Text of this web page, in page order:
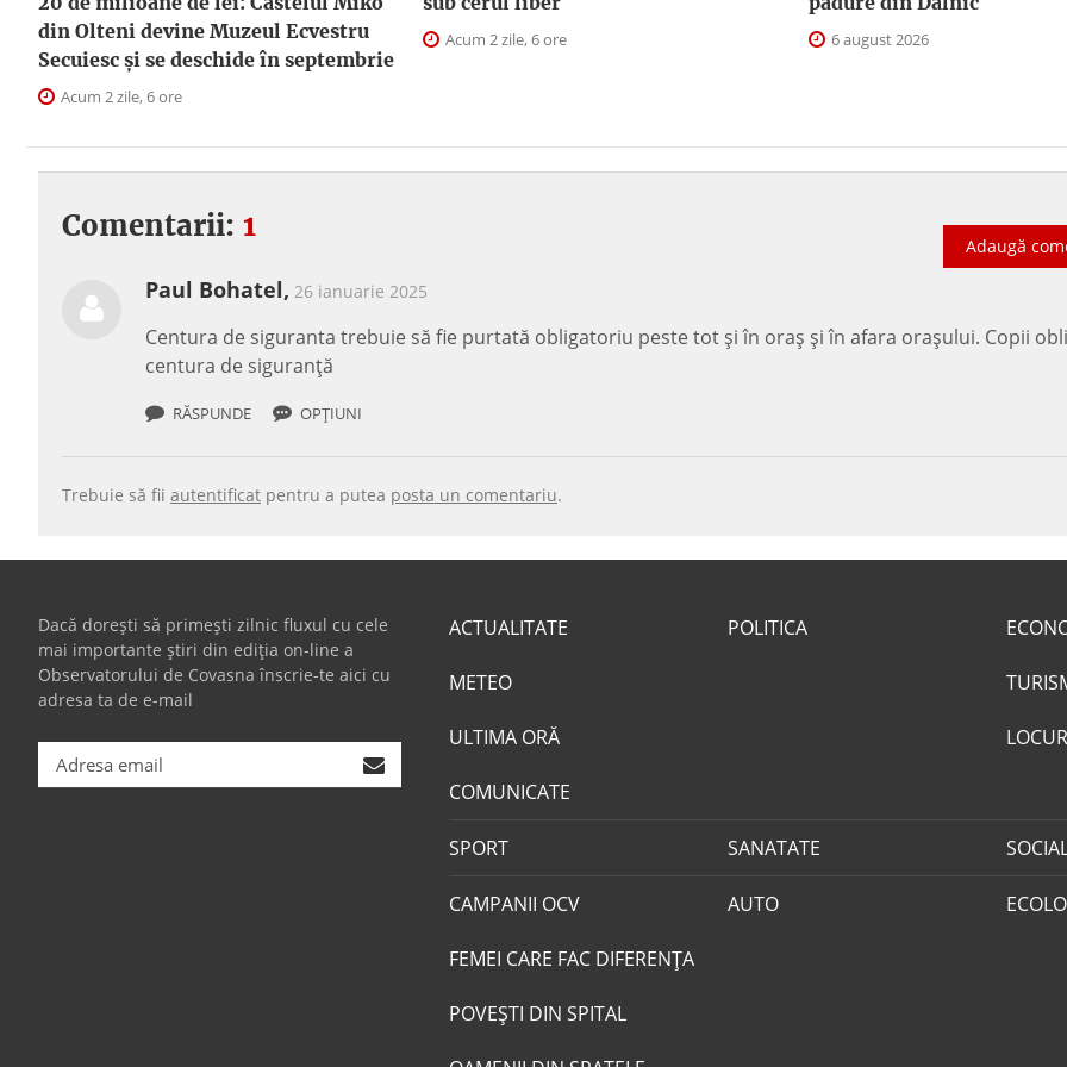
din Olteni devine Muzeul Ecvestru
Secuiesc și se deschide în septembrie
Acum 2 zile, 6 ore
Acum 2 zile, 6 ore 6 august 2026
Comentarii: 1
Adaugă
Paul Bohatel, 26 ianuarie 2025
Centura de siguranta trebuie să fie purtată obligatoriu peste tot și în oraș și în afara orașului. Copii
centura de siguranță
RĂSPUNDE OPȚIUNI
Trebuie să fii autentificat pentru a putea posta un comentariu.
Dacă dorești să primești zilnic fluxul cu cele
mai importante știri din ediția on-line a
Observatorului de Covasna înscrie-te aici cu
adresa ta de e-mail
ACTUALITATE
METEO
ULTIMA ORĂ
COMUNICATE
POLITICA
SPORT SANATATE
CAMPANII OCV
FEMEI CARE FAC DIFERENȚA
POVEŞTI DIN SPITAL
AUTO